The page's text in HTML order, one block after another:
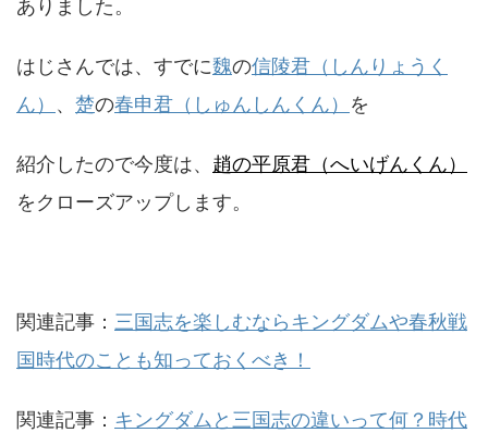
ありました。
はじさんでは、すでに魏の信陵君（しんりょうく
ん） 、 楚の春申君（しゅんしんくん） を
紹介したので今度は、 趙の平原君（へいげんくん）
をクローズアップします。
関連記事： 三国志を楽しむならキングダムや春秋戦
国時代のことも知っておくべき！
関連記事： キングダムと三国志の違いって何？時代